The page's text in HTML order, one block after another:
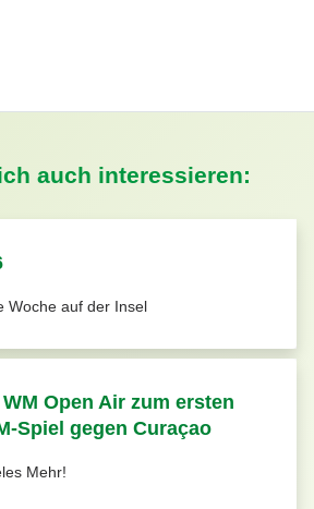
auch interessieren:
Woche auf der Insel
Open Air zum ersten
Spiel gegen Curaçao
Mehr!